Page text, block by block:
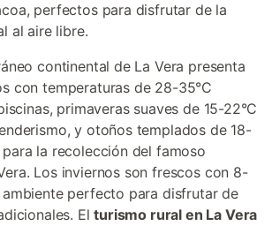
perfectos para disfrutar de la
al aire libre.
continental de La Vera presenta
con temperaturas de 28-35°C
primaveras suaves de 15-22°C
y otoños templados de 18-
la recolección del famoso
Los inviernos son frescos con 8-
ambiente perfecto para disfrutar de
Elturismo rural en La Vera